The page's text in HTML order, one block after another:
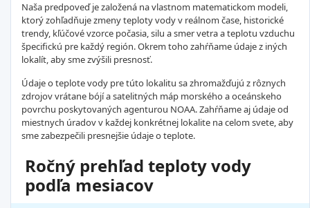
Naša predpoveď je založená na vlastnom matematickom modeli,
ktorý zohľadňuje zmeny teploty vody v reálnom čase, historické
trendy, kľúčové vzorce počasia, silu a smer vetra a teplotu vzduchu
špecifickú pre každý región. Okrem toho zahŕňame údaje z iných
lokalít, aby sme zvýšili presnosť.
Údaje o teplote vody pre túto lokalitu sa zhromažďujú z rôznych
zdrojov vrátane bójí a satelitných máp morského a oceánskeho
povrchu poskytovaných agenturou NOAA. Zahŕňame aj údaje od
miestnych úradov v každej konkrétnej lokalite na celom svete, aby
sme zabezpečili presnejšie údaje o teplote.
Ročný prehľad teploty vody
podľa mesiacov